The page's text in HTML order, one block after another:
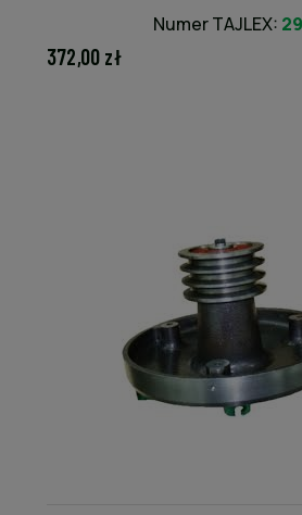
Numer TAJLEX:
372,00 zł